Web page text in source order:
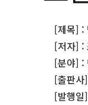
[제목] :
[저자] :
[분야] :
[출판사
[발행